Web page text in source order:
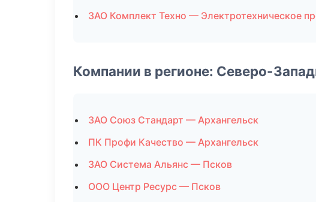
ЗАО Комплект Техно — Электротехническое
Компании в регионе: Северо-
ЗАО Союз Стандарт — Архангельск
ПК Профи Качество — Архангельск
ЗАО Система Альянс — Псков
ООО Центр Ресурс — Псков